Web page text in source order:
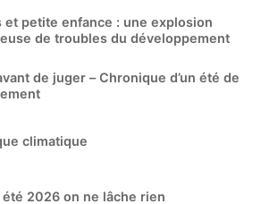
et petite enfance : une explosion
de troubles du développement
de juger – Chronique d’un été de
climatique
été 2026 on ne lâche rien